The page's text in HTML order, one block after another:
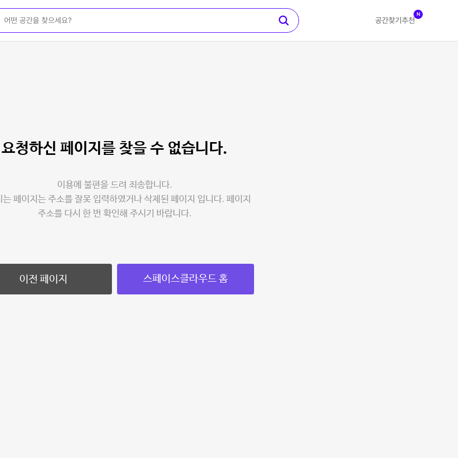
공간찾기 추천
N
요청하신 페이지를 찾을 수 없습니다.
이용에 불편을 드려 죄송합니다.
는 페이지는 주소를 잘못 입력하였거나 삭제된 페이지 입니다. 페이지
주소를 다시 한 번 확인해 주시기 바랍니다.
이전 페이지 스페이스클라우드 홈